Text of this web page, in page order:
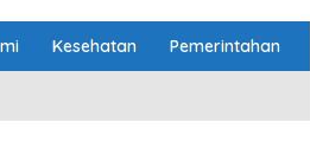
Kesehatan Pemerintahan